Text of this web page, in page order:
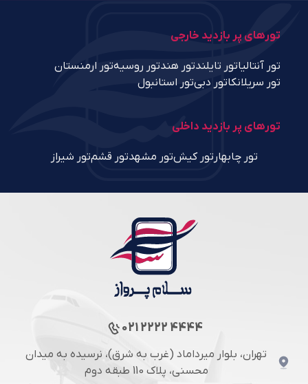
تورهای پر بازدید خارجی
تور آنتالیاتور تایلندتور هندتور روسیهتور ارمنستان
تور سریلانکاتور دبیتور استانبول
تورهای پر بازدید داخلی
تور چابهار تور کیشتور مشهدتور قشمتور شیراز
021 2222 4444
تهران، بلوار میرداماد (غرب به شرق)، نرسیده به میدان
محسنی، پلاک 110 طبقه دوم